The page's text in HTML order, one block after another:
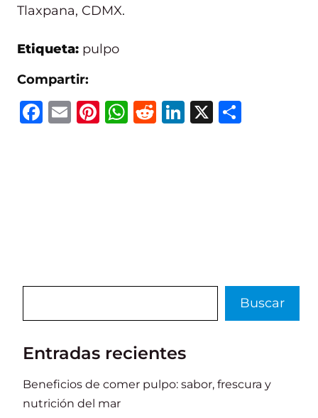
Tlaxpana, CDMX.
Etiqueta: pulpo
Compartir:
F
E
Pi W R
Li X
Buscar
Entradas recientes
Beneficios de comer pulpo: sabor, frescura y
nutrición del mar